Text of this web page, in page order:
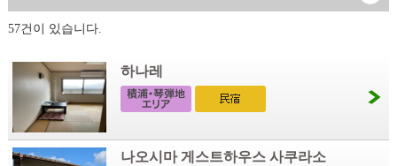
57건이 있습니다.
하나레
나오시마 게스트하우스 사쿠라소